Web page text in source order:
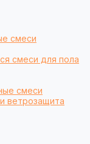
смеси
смеси для пола
смеси
ветрозащита